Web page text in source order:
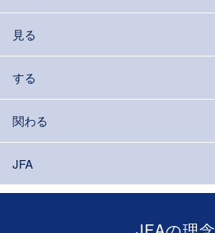
見る
する
関わる
JFA